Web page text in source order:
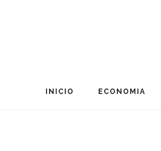
INICIO ECONOMIA